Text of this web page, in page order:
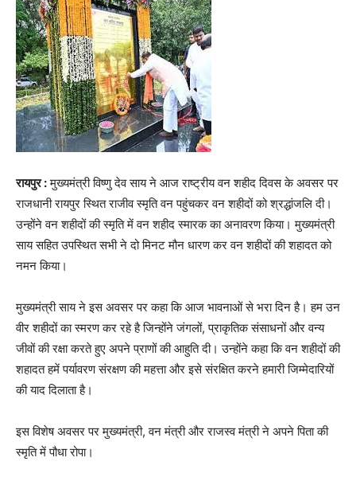
रायपुर :मुख्यमंत्री विष्णु देव साय ने आज राष्ट्रीय वन शहीद दिवस के अवसर पर
राजधानी रायपुर स्थित राजीव स्मृति वन पहुंचकर वन शहीदों को श्रद्धांजलि दी।
उन्होंने वन शहीदों की स्मृति में वन शहीद स्मारक का अनावरण किया। मुख्यमंत्री
साय सहित उपस्थित सभी ने दो मिनट मौन धारण कर वन शहीदों की शहादत को
नमन किया।
मुख्यमंत्री साय ने इस अवसर पर कहा कि आज भावनाओं से भरा दिन है। हम उन
वीर शहीदों का स्मरण कर रहे है जिन्होंने जंगलों, प्राकृतिक संसाधनों और वन्य
जीवों की रक्षा करते हुए अपने प्राणों की आहुति दी। उन्होंने कहा कि वन शहीदों की
शहादत हमें पर्यावरण संरक्षण की महत्ता और इसे संरक्षित करने हमारी जिम्मेदारियों
की याद दिलाता है।
इस विशेष अवसर पर मुख्यमंत्री, वन मंत्री और राजस्व मंत्री ने अपने पिता की
स्मृति में पौधा रोपा।